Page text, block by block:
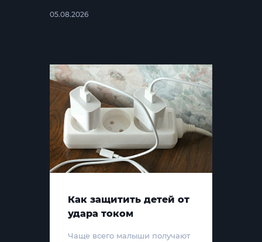
05.08.2026
Как защитить детей от
удара током
Чаще всего малыши получают